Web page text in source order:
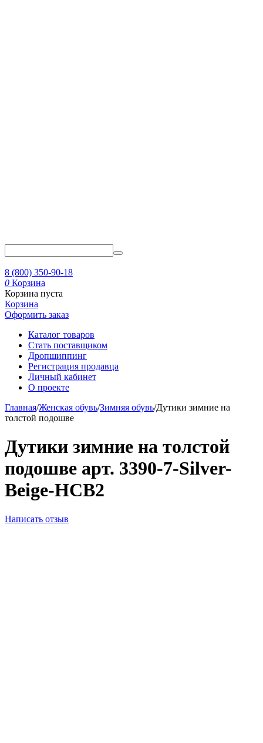
8 (800) 350-90-18
0 Корзина
Корзина пуста
Корзина
Оформить заказ
Каталог товаров
Стать поставщиком
Дропшиппинг
Регистрация продавца
Личный кабинет
О проекте
Главная/Женская обувь/Зимняя обувь/Дутики зимние на
толстой подошве
Дутики зимние на толстой
подошве арт. 3390-7-Silver-
Beige-HCB2
Написать отзыв